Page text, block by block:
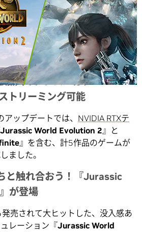
加入のメンバーは、NVIDIA
トリーミング可能
ップデートでは、 NVIDIA RTXテ
Jurassic World Evolution 2』と
』を含む、計5作品のゲームが
ました。
と触れ合おう！『Jurassic
が登場
売されて大ヒットした、没入感あ
レーション『Jurassic World